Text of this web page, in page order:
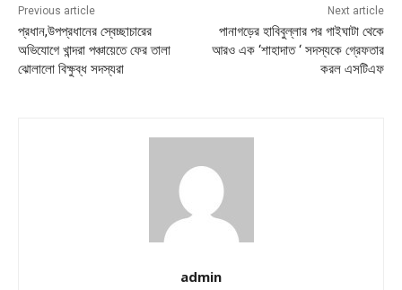
Previous article
প্রধান,উপপ্রধানের স্বেচ্ছাচারের
অভিযোগে খান্দরা পঞ্চায়েতে ফের তালা
ঝোলালো বিক্ষুব্ধ সদস্যরা
Next article
পানাগড়ের হাবিবুল্লার পর গাইঘাটা থেকে
আরও এক ‘শাহাদাত ‘ সদস্যকে গ্রেফতার
করল এসটিএফ
admin